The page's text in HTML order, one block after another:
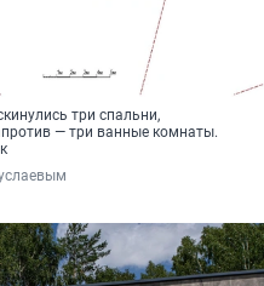
три спальни,
— три ванные комнаты.